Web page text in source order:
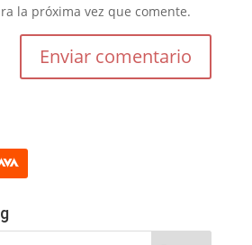
la próxima vez que comente.